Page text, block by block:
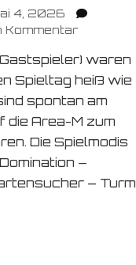
4, 2026
Kommentarzu
(spontan)
auf
der
M
waren
Spieltag heiß wie
spontan am
Area-M zum
Die Spielmodis
–
– Turm